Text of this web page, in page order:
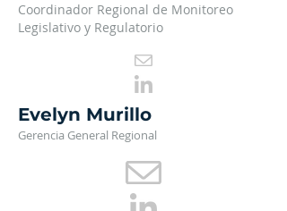
Coordinador Regional de Monitoreo
Legislativo y Regulatorio
Evelyn Murillo
Gerencia General Regional